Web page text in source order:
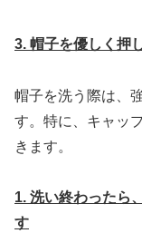
3. 帽子を優しく押
帽子を洗う際は、
す。特に、キャッ
きます。
1. 洗い終わったら
す